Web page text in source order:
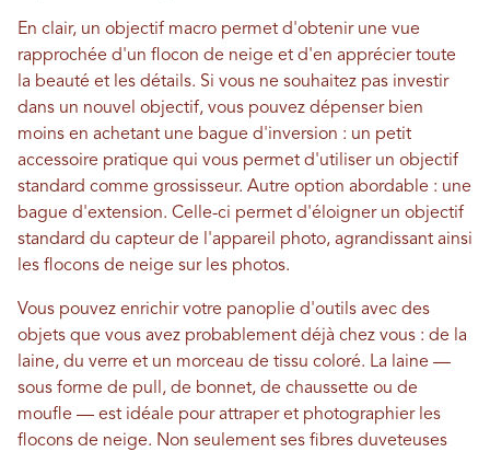
En clair, un objectif macro permet d'obtenir une vue
rapprochée d'un flocon de neige et d'en apprécier toute
la beauté et les détails. Si vous ne souhaitez pas investir
dans un nouvel objectif, vous pouvez dépenser bien
moins en achetant une bague d'inversion : un petit
accessoire pratique qui vous permet d'utiliser un objectif
standard comme grossisseur. Autre option abordable : une
bague d'extension. Celle-ci permet d'éloigner un objectif
standard du capteur de l'appareil photo, agrandissant ainsi
les flocons de neige sur les photos.
Vous pouvez enrichir votre panoplie d'outils avec des
objets que vous avez probablement déjà chez vous : de la
laine, du verre et un morceau de tissu coloré. La laine —
sous forme de pull, de bonnet, de chaussette ou de
moufle — est idéale pour attraper et photographier les
flocons de neige. Non seulement ses fibres duveteuses